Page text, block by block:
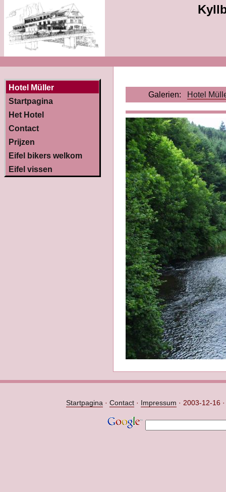
Hotel Müller
Startpagina
Het Hotel
Contact
Prijzen
Eifel bikers welkom
Eifel vissen
Galerien: Hotel
Startpagina · Contact · Impressum · 2003-12-16